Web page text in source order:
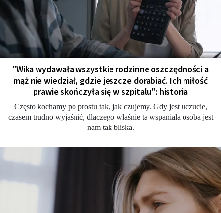
"Wika wydawała wszystkie rodzinne oszczędności a
mąż nie wiedział, gdzie jeszcze dorabiać. Ich miłość
prawie skończyła się w szpitalu": historia
Często kochamy po prostu tak, jak czujemy. Gdy jest uczucie,
czasem trudno wyjaśnić, dlaczego właśnie ta wspaniała osoba jest
nam tak bliska.